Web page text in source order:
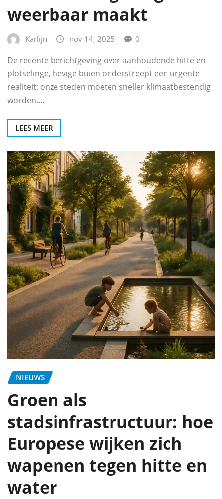
weerbaar maakt
Karlijn nov 14, 2025 0
De recente berichtgeving over aanhoudende hitte en
plotselinge, hevige buien onderstreept een urgente
realiteit: onze steden moeten sneller klimaatbestendig
worden.…
LEES MEER
NIEUWS
Groen als
stadsinfrastructuur: hoe
Europese wijken zich
wapenen tegen hitte en
water